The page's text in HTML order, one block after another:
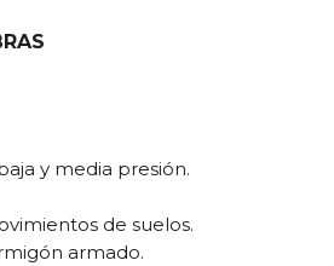
y media presión.
de suelos.
armado.